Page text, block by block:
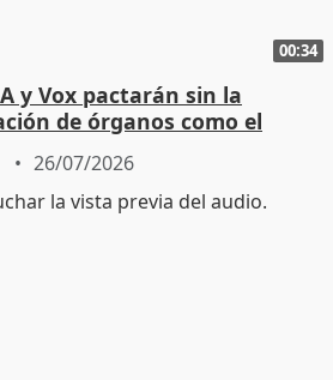
00:34
y Vox pactarán sin la
de órganos como el
26/07/2026